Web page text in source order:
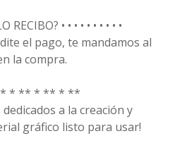
RECIBO? • • • • • • • • • •
el pago, te mandamos al
la compra.
* ** * ** * **
a la creación y
gráfico listo para usar!